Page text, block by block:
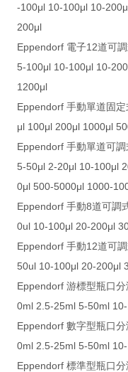
-100μl 10-100μl 10-
200μl
Eppendorf 電子12道可
5-100μl 10-100μl 10-
1200μl
Eppendorf 手動單道固
μl 100μl 200μl 1000μl
Eppendorf 手動單道可
5-50μl 2-20μl 10-100μl
0μl 500-5000μl 1000-
Eppendorf 手動8道可調
0ul 10-100μl 20-200μl
Eppendorf 手動12道可
50ul 10-100μl 20-200μl
Eppendorf 游標型瓶口
0ml 2.5-25ml 5-50ml
Eppendorf 數字型瓶口
0ml 2.5-25ml 5-50ml
Eppendorf 標準型瓶口